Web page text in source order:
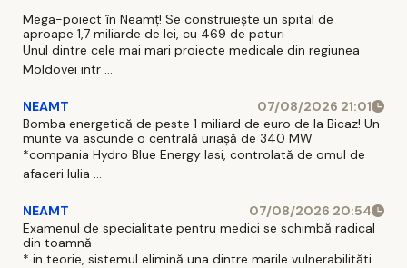
Mega-poiect în Neamț! Se construiește un spital de
aproape 1,7 miliarde de lei, cu 469 de paturi
Unul dintre cele mai mari proiecte medicale din regiunea
Moldovei intr ...
NEAMT
07/08/2026 21:01
Bomba energetică de peste 1 miliard de euro de la Bicaz! Un
munte va ascunde o centrală uriașă de 340 MW
*compania Hydro Blue Energy Iasi, controlată de omul de
afaceri Iulia ...
NEAMT
07/08/2026 20:54
Examenul de specialitate pentru medici se schimbă radical
din toamnă
* in teorie, sistemul elimină una dintre marile vulnerabilităti